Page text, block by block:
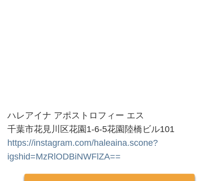
ハレアイナ アポストロフィー エス
千葉市花見川区花園1-6-5花園陸橋ビル101
https://instagram.com/haleaina.scone?
igshid=MzRlODBiNWFlZA==